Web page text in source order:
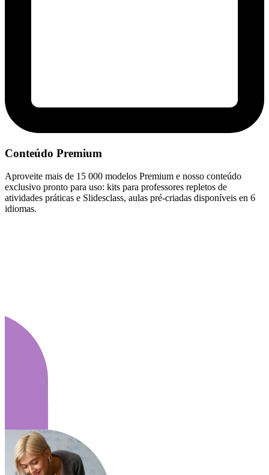
Conteúdo Premium
Aproveite mais de 15 000 modelos Premium e nosso conteúdo
exclusivo pronto para uso: kits para professores repletos de
atividades práticas e Slidesclass, aulas pré-criadas disponíveis en 6
idiomas.